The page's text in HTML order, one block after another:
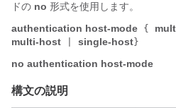
ドの no 形式を使用します。
authentication host-mode {
multi-host single-host }
no authentication host-mode
構文の説明